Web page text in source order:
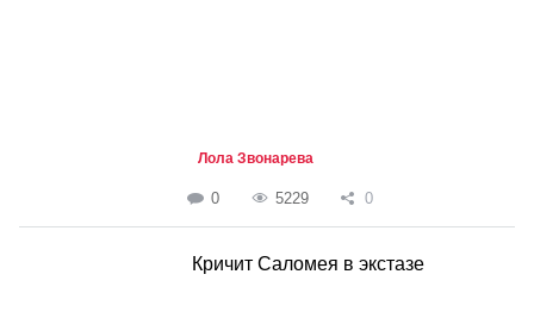
Лола Звонарева
0 5229 0
Кричит Саломея в экстазе